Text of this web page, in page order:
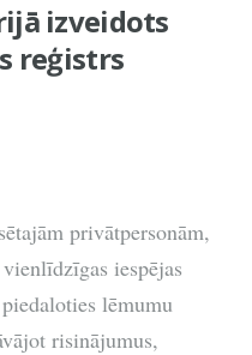
izveidots
reģistrs
privātpersonām,
iespējas
lēmumu
risinājumus,